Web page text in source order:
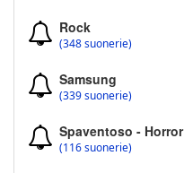
Rock
(348 suonerie)
Samsung
(339 suonerie)
Spaventoso - Horror
(116 suonerie)